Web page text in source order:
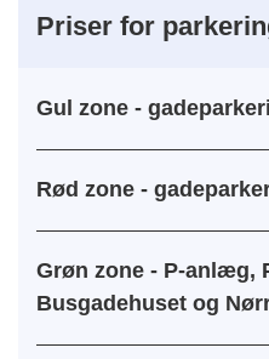
Priser for
Gul zone -
Rød zone -
Grøn zone - P-anlæg,
Busgadehuset og